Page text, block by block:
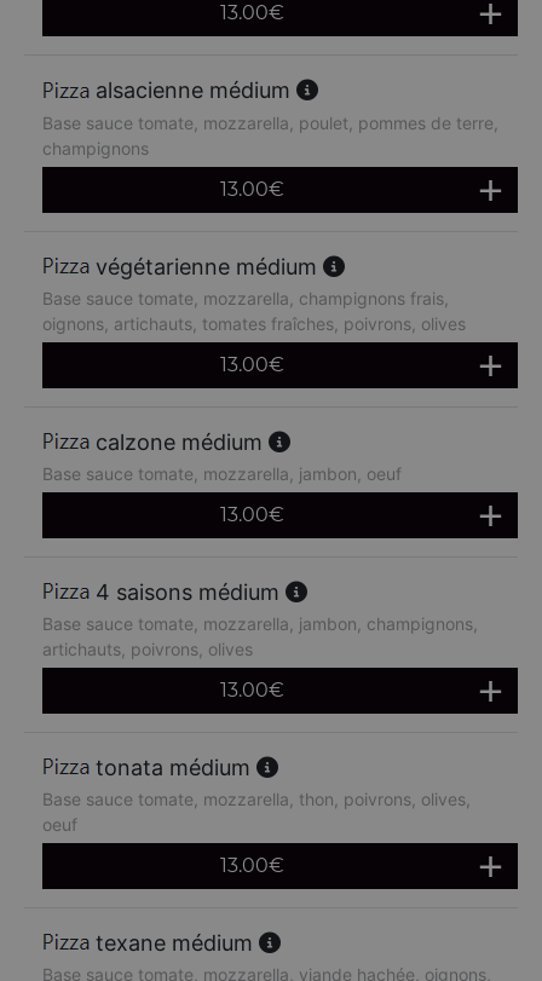
13.00€
alsacienne médium
Base sauce tomate, mozzarella, poulet, pommes de terre,
champignons
13.00€
végétarienne médium
Base sauce tomate, mozzarella, champignons frais,
oignons, artichauts, tomates fraîches, poivrons, olives
13.00€
calzone médium
Base sauce tomate, mozzarella, jambon, oeuf
13.00€
4 saisons médium
Base sauce tomate, mozzarella, jambon, champignons,
artichauts, poivrons, olives
13.00€
tonata médium
Base sauce tomate, mozzarella, thon, poivrons, olives,
oeuf
13.00€
texane médium
Base sauce tomate, mozzarella, viande hachée, oignons,